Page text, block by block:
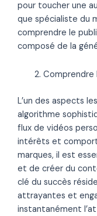
pour toucher une
que spécialiste du
comprendre le
composé de la
Comprendre
L’un des aspects
algorithme
flux de vidéos
intérêts et
marques, il est
et de créer du
clé du succès
attrayantes et
instantanément